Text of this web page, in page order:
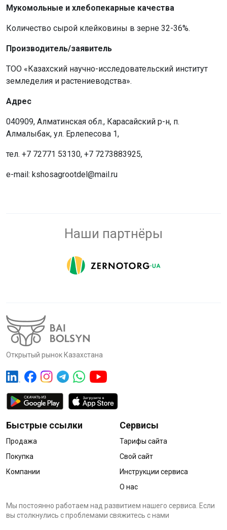
Мукомольные и хлебопекарные качества
Количество сырой клейковины в зерне 32-36%.
Производитель/заявитель
ТОО «Казахский научно-исследовательский институт
земледелия и растениеводства».
Адрес
040909, Алматинская обл., Карасайский р-н, п.
Алмалыбак, ул. Ерлепесова 1,
тел. +7 72771 53130, +7 7273883925,
e-mail: kshosagrootdel@mail.ru
Наши партнёры
Открытый рынок Казахстана
Быстрые ссылки
Продажа
Покупка
Компании
Сервисы
Тарифы сайта
Свой сайт
Инструкции сервиса
О нас
Мы постоянно работаем над развитием нашего сервиса. Если
вы столкнулись с проблемами cвяжитесь с нами